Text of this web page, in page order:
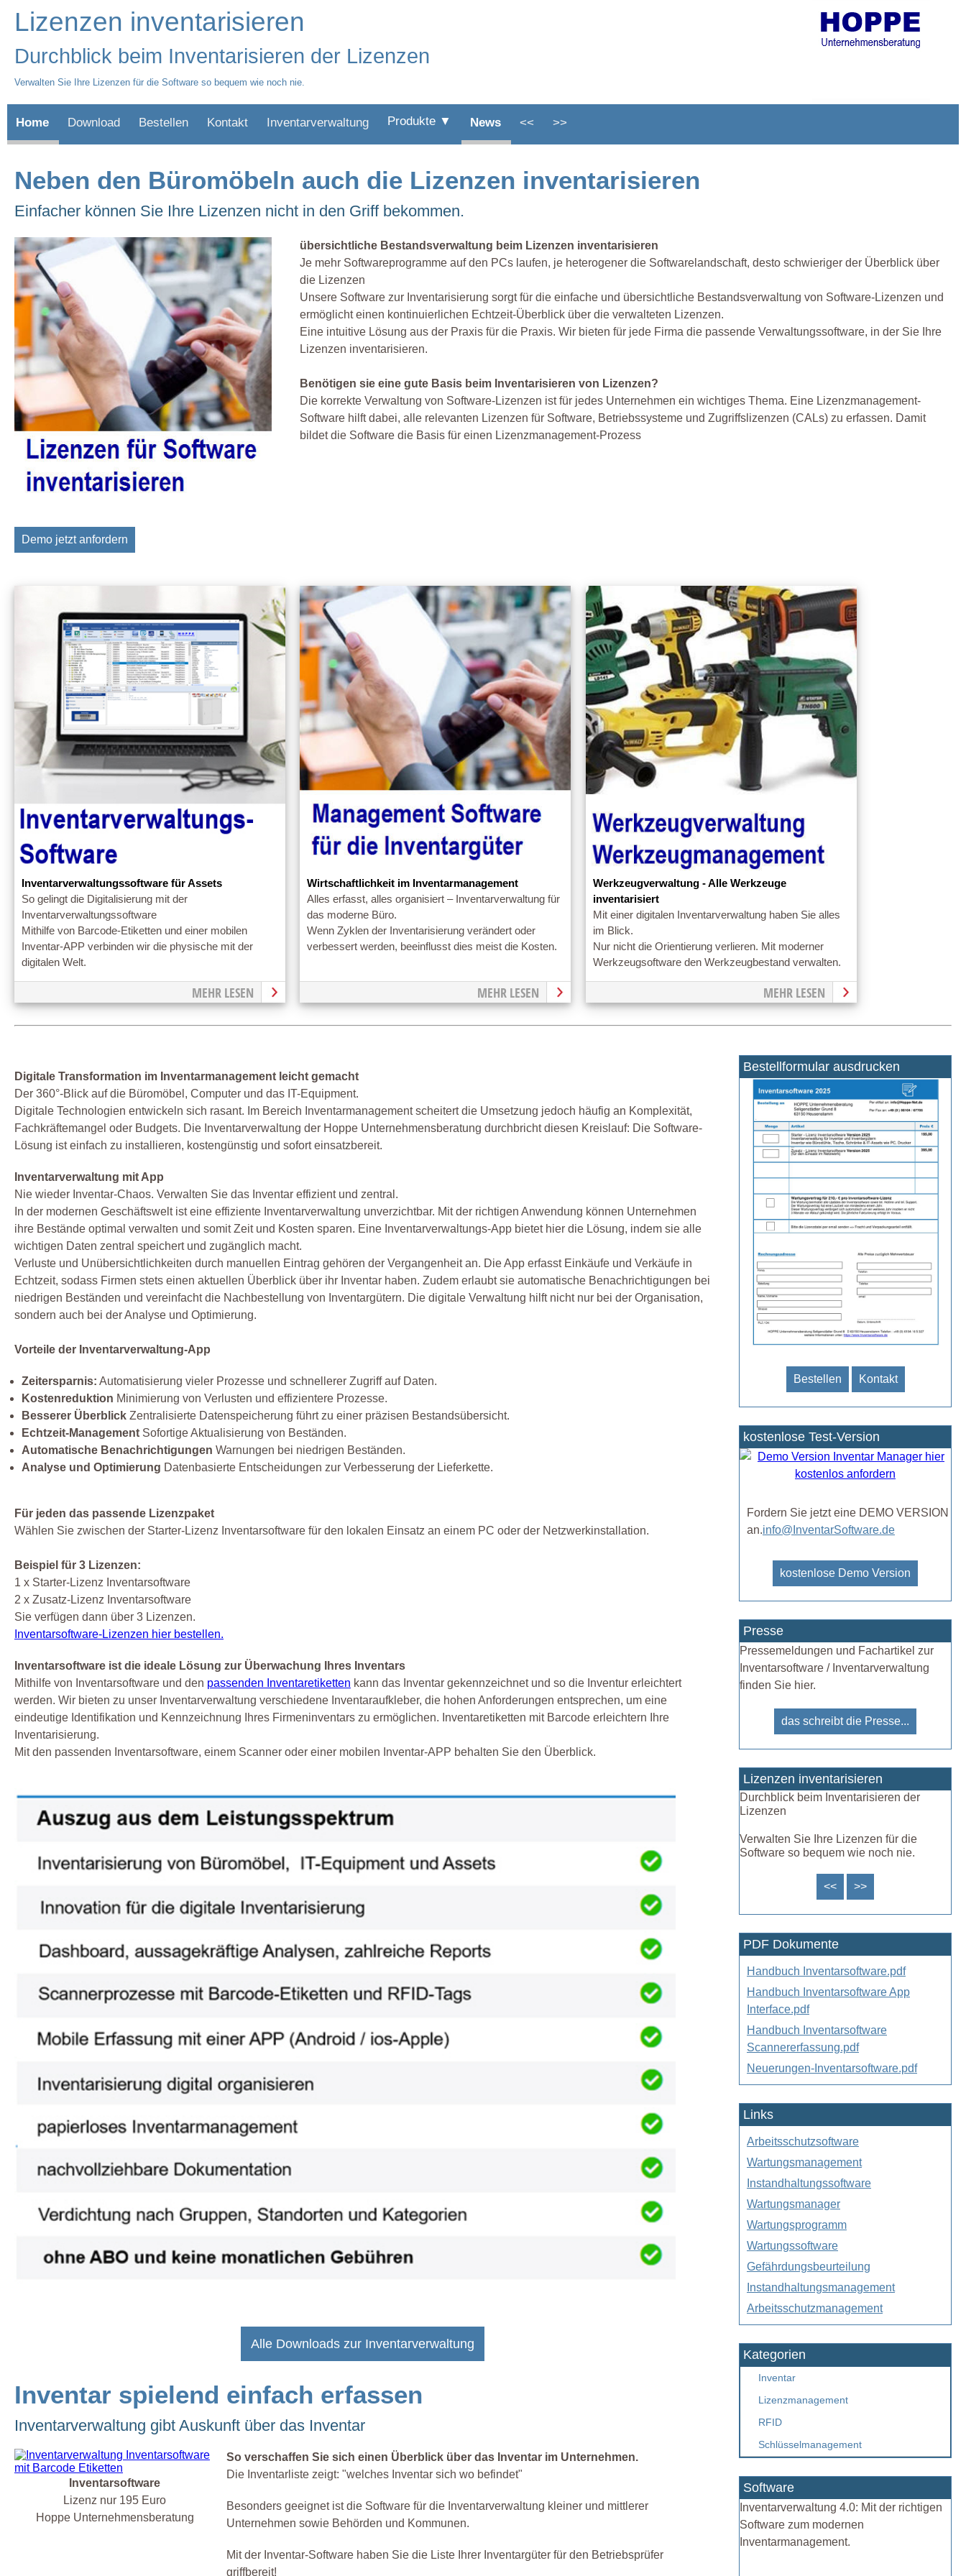
Lizenzen inventarisieren
Durchblick beim Inventarisieren der Lizenzen
Verwalten Sie Ihre Lizenzen für die Software so bequem wie noch nie.
Home Download Bestellen Kontakt Inventarverwaltung Produkte ▼ News << >>
Neben den Büromöbeln auch die Lizenzen inventarisieren
Einfacher können Sie Ihre Lizenzen nicht in den Griff bekommen.
Demo jetzt anfordern
übersichtliche Bestandsverwaltung beim Lizenzen inventarisieren
Je mehr Softwareprogramme auf den PCs laufen, je heterogener die Softwarelandschaft, desto schwieriger der Überblick über
die Lizenzen
Unsere Software zur Inventarisierung sorgt für die einfache und übersichtliche Bestandsverwaltung von Software-Lizenzen und
ermöglicht einen kontinuierlichen Echtzeit-Überblick über die verwalteten Lizenzen.
Eine intuitive Lösung aus der Praxis für die Praxis. Wir bieten für jede Firma die passende Verwaltungssoftware, in der Sie Ihre
Lizenzen inventarisieren.
Benötigen sie eine gute Basis beim Inventarisieren von Lizenzen?
Die korrekte Verwaltung von Software-Lizenzen ist für jedes Unternehmen ein wichtiges Thema. Eine Lizenzmanagement-
Software hilft dabei, alle relevanten Lizenzen für Software, Betriebssysteme und Zugriffslizenzen (CALs) zu erfassen. Damit
bildet die Software die Basis für einen Lizenzmanagement-Prozess
Inventarverwaltungssoftware für Assets
So gelingt die Digitalisierung mit der
Inventarverwaltungssoftware
Mithilfe von Barcode-Etiketten und einer mobilen
Inventar-APP verbinden wir die physische mit der
digitalen Welt.
MEHR LESEN
Wirtschaftlichkeit im Inventarmanagement
Alles erfasst, alles organisiert – Inventarverwaltung für
das moderne Büro.
Wenn Zyklen der Inventarisierung verändert oder
verbessert werden, beeinflusst dies meist die Kosten.
MEHR LESEN
Werkzeugverwaltung - Alle Werkzeuge
inventarisiert
Mit einer digitalen Inventarverwaltung haben Sie alles
im Blick.
Nur nicht die Orientierung verlieren. Mit moderner
Werkzeugsoftware den Werkzeugbestand verwalten.
MEHR LESEN
Digitale Transformation im Inventarmanagement leicht gemacht
Der 360°-Blick auf die Büromöbel, Computer und das IT-Equipment.
Digitale Technologien entwickeln sich rasant. Im Bereich Inventarmanagement scheitert die Umsetzung jedoch häufig an Komplexität,
Fachkräftemangel oder Budgets. Die Inventarverwaltung der Hoppe Unternehmensberatung durchbricht diesen Kreislauf: Die Software-
Lösung ist einfach zu installieren, kostengünstig und sofort einsatzbereit.
Inventarverwaltung mit App
Nie wieder Inventar-Chaos. Verwalten Sie das Inventar effizient und zentral.
In der modernen Geschäftswelt ist eine effiziente Inventarverwaltung unverzichtbar. Mit der richtigen Anwendung können Unternehmen
ihre Bestände optimal verwalten und somit Zeit und Kosten sparen. Eine Inventarverwaltungs-App bietet hier die Lösung, indem sie alle
wichtigen Daten zentral speichert und zugänglich macht.
Verluste und Unübersichtlichkeiten durch manuellen Eintrag gehören der Vergangenheit an. Die App erfasst Einkäufe und Verkäufe in
Echtzeit, sodass Firmen stets einen aktuellen Überblick über ihr Inventar haben. Zudem erlaubt sie automatische Benachrichtigungen bei
niedrigen Beständen und vereinfacht die Nachbestellung von Inventargütern. Die digitale Verwaltung hilft nicht nur bei der Organisation,
sondern auch bei der Analyse und Optimierung.
Vorteile der Inventarverwaltung-App
Zeitersparnis: Automatisierung vieler Prozesse und schnellerer Zugriff auf Daten.
Kostenreduktion Minimierung von Verlusten und effizientere Prozesse.
Besserer Überblick Zentralisierte Datenspeicherung führt zu einer präzisen Bestandsübersicht.
Echtzeit-Management Sofortige Aktualisierung von Beständen.
Automatische Benachrichtigungen Warnungen bei niedrigen Beständen.
Analyse und Optimierung Datenbasierte Entscheidungen zur Verbesserung der Lieferkette.
Für jeden das passende Lizenzpaket
Wählen Sie zwischen der Starter-Lizenz Inventarsoftware für den lokalen Einsatz an einem PC oder der Netzwerkinstallation.
Beispiel für 3 Lizenzen:
1 x Starter-Lizenz Inventarsoftware
2 x Zusatz-Lizenz Inventarsoftware
Sie verfügen dann über 3 Lizenzen.
Inventarsoftware-Lizenzen hier bestellen.
Inventarsoftware ist die ideale Lösung zur Überwachung Ihres Inventars
Mithilfe von Inventarsoftware und den passenden Inventaretiketten kann das Inventar gekennzeichnet und so die Inventur erleichtert
werden. Wir bieten zu unser Inventarverwaltung verschiedene Inventaraufkleber, die hohen Anforderungen entsprechen, um eine
eindeutige Identifikation und Kennzeichnung Ihres Firmeninventars zu ermöglichen. Inventaretiketten mit Barcode erleichtern Ihre
Inventarisierung.
Mit den passenden Inventarsoftware, einem Scanner oder einer mobilen Inventar-APP behalten Sie den Überblick.
Alle Downloads zur Inventarverwaltung
Inventar spielend einfach erfassen
Inventarverwaltung gibt Auskunft über das Inventar
Inventarsoftware
Lizenz nur 195 Euro
Hoppe Unternehmensberatung
So verschaffen Sie sich einen Überblick über das Inventar im Unternehmen.
Die Inventarliste zeigt: "welches Inventar sich wo befindet"
Besonders geeignet ist die Software für die Inventarverwaltung kleiner und mittlerer
Unternehmen sowie Behörden und Kommunen.
Mit der Inventar-Software haben Sie die Liste Ihrer Inventargüter für den Betriebsprüfer
griffbereit!
Bestellformular ausdrucken
Bestellen Kontakt
kostenlose Test-Version
Fordern Sie jetzt eine DEMO VERSION
an.info@InventarSoftware.de
kostenlose Demo Version
Presse
Pressemeldungen und Fachartikel zur
Inventarsoftware / Inventarverwaltung
finden Sie hier.
das schreibt die Presse...
Lizenzen inventarisieren
Durchblick beim Inventarisieren der
Lizenzen
Verwalten Sie Ihre Lizenzen für die
Software so bequem wie noch nie.
<< >>
PDF Dokumente
Handbuch Inventarsoftware.pdf
Handbuch Inventarsoftware App
Interface.pdf
Handbuch Inventarsoftware
Scannererfassung.pdf
Neuerungen-Inventarsoftware.pdf
Links
Arbeitsschutzsoftware
Wartungsmanagement
Instandhaltungssoftware
Wartungsmanager
Wartungsprogramm
Wartungssoftware
Gefährdungsbeurteilung
Instandhaltungsmanagement
Arbeitsschutzmanagement
Kategorien
Inventar
Lizenzmanagement
RFID
Schlüsselmanagement
Software
Inventarverwaltung 4.0: Mit der richtigen
Software zum modernen
Inventarmanagement.